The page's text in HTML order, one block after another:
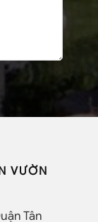
VƯỜN
Tân